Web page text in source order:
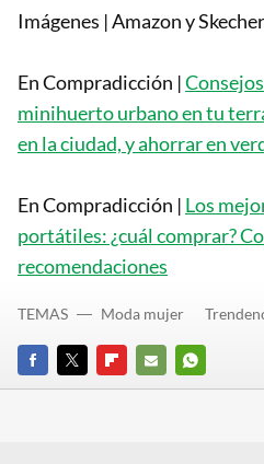
Imágenes | Amazon y
En Compradicción |
minihuerto urbano en tu
en la ciudad, y ahorrar en
En Compradicción | Los
portátiles: ¿cuál comprar?
recomendaciones
FACEBOOK
TWITTERFLIPBOARD
E-
WHATSAPP
TEMAS Moda mujer